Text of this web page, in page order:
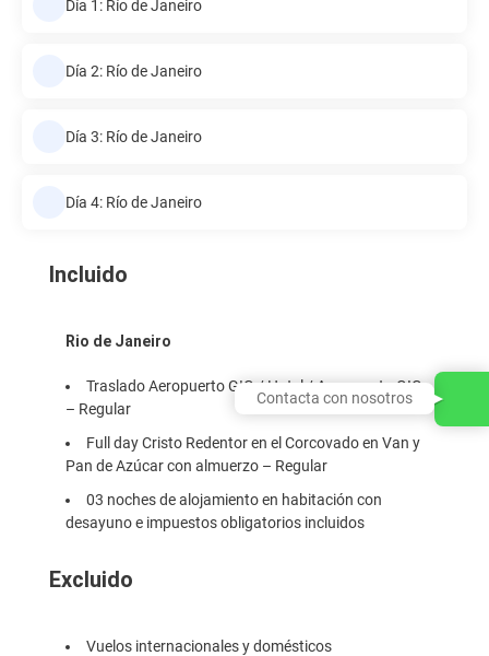
Día 1: Río de Janeiro
Día 2: Río de Janeiro
Día 3: Río de Janeiro
Día 4: Río de Janeiro
Incluido
Rio de Janeiro
Traslado Aeropuerto GIG / Hotel / Aeropuerto GIG
– Regular
Full day Cristo Redentor en el Corcovado en Van y
Pan de Azúcar con almuerzo – Regular
03 noches de alojamiento en habitación con
desayuno e impuestos obligatorios incluidos
Excluido
Vuelos internacionales y domésticos
Contacta con nosotros